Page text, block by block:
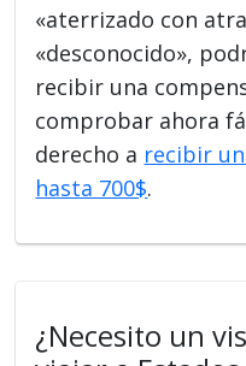
«aterrizado con
«desconocido»,
recibir una
comprobar ahora
derecho a recibir
hasta 700$.
¿Necesito un